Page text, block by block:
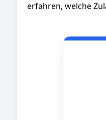
erfahren, welche